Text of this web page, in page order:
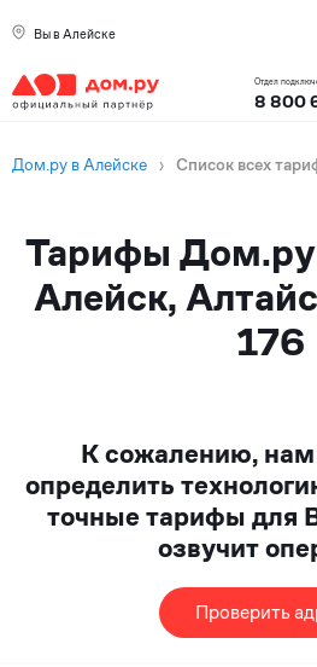
Вы в Алейске
Отдел
8 800
Дом.ру в Алейске › Список всех
Тарифы Дом.ру
Алейск,
176
К сожалению, нам
определить
точные тарифы для
озвучит
Проверить